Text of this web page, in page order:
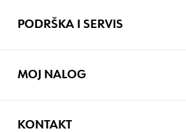
PODRŠKA I SERVIS
MOJ NALOG
KONTAKT